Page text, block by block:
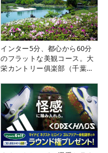
インター5分、都心から60分
のフラットな美観コース。大
栄カントリー俱楽部（千葉